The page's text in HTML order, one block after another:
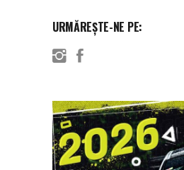
URMĂREȘTE-NE PE: